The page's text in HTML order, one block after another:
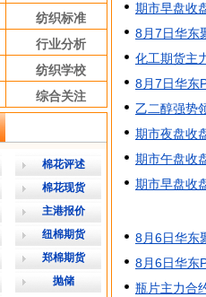
纺织标准
行业分析
纺织学校
综合关注
棉花评述
棉花现货
主港报价
纽棉期货
郑棉期货
抛储
期市早盘收
8月7日华东
化工期货主
8月7日华东
乙二醇强势
期市夜盘收
期市午盘收
期市早盘收
8月6日华东
8月6日华东
瓶片主力合